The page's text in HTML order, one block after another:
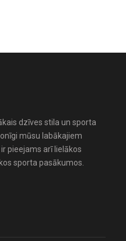
dzīves stila un sporta
mūsu labākajiem
pieejams arī lielākos
sporta pasākumos.